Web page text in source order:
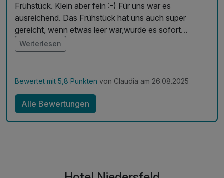
Frühstück. Klein aber fein :-) Für uns war es
ausreichend. Das Frühstück hat uns auch super
gereicht, wenn etwas leer war,wurde es sofort
aufgefüllt,von Brötchen bis Brot.Ei war jeden Morgen
da im Wechsel Rührei oder Omelett.
Das Hallenbad konnte man immer ab 8uhr bis 20:30
Zimmerreinigung sollte man Abend vorher Bescheid
geben ob man es wünscht. Wir haben es die 6Tage
gut zu erreichen ,auch zu Fuß. Hillebachsee 15min.
Weiterlesen
Bewertet mit 5,8 Punkten von Claudia am 26.08.2025
Alle Bewertungen